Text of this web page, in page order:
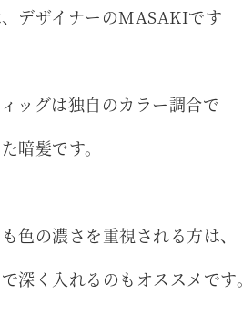
デザイナーのMASAKIです
ッグは独自のカラー調合で
暗髪です。
色の濃さを重視される方は、
深く入れるのもオススメです。